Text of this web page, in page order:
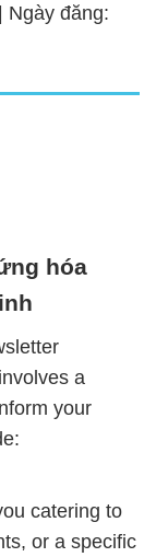
Ngày đăng:
hóa
a
your
catering to
or a specific